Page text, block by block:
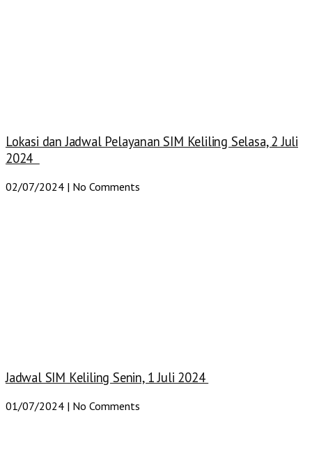
Lokasi dan Jadwal Pelayanan SIM Keliling Selasa, 2 Juli
2024
02/07/2024 No Comments
Jadwal SIM Keliling Senin, 1 Juli 2024
01/07/2024 No Comments